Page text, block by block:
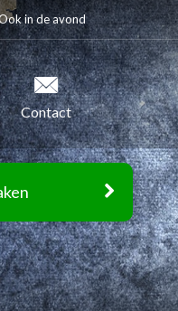
in de avond
Contact